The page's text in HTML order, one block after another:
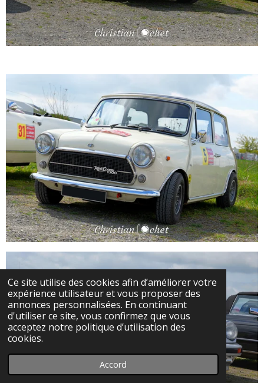
Ce site utilise des cookies afin d’améliorer votre
expérience utilisateur et vous proposer des
annonces personnalisées. En continuant
d'utiliser ce site, vous confirmez que vous
acceptez notre politique d’utilisation des
cookies.
Accord